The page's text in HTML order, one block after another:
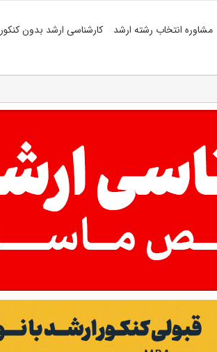
مشاوره انتخاب رشته ارشد کارشناسی ارشد بدون کنکور